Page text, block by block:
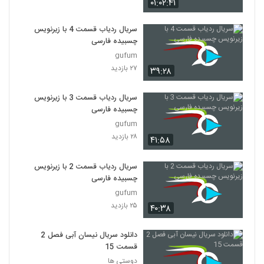
۰۱:۰۲:۴۱
۳۹:۲۸
سریال ردیاب قسمت 4 با زیرنویس
چسبیده فارسی
gufum
۲۷ بازدید
۴۱:۵۸
سریال ردیاب قسمت 3 با زیرنویس
چسبیده فارسی
gufum
۲۸ بازدید
۴۰:۳۸
سریال ردیاب قسمت 2 با زیرنویس
چسبیده فارسی
gufum
۲۵ بازدید
دانلود سریال نیسان آبی فصل 2
قسمت 15
دوستی ها